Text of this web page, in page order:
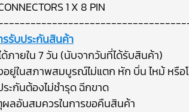
1 X 8 PIN
รรับประกันสินค้า
ภายใน 7 วัน (นับจากวันที่ได้รับสินค้า)
ยู่ในสภาพสมบูรณ์ไม่แตก หัก บิ่น ไหม้ หรือ
ะกันต้องไม่ชำรุด ฉีกขาด
ลอันสมควรในการขอคืนสินค้า